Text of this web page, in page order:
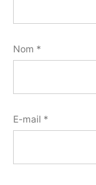
Nom *
E-mail *